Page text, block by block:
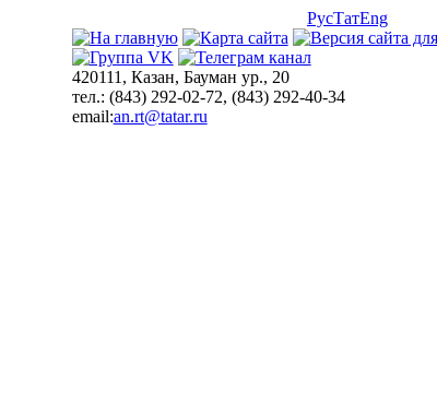
РусТатEng
420111, Казан, Бауман ур., 20
тел.: (843) 292-02-72, (843) 292-40-34
email:an.rt@tatar.ru